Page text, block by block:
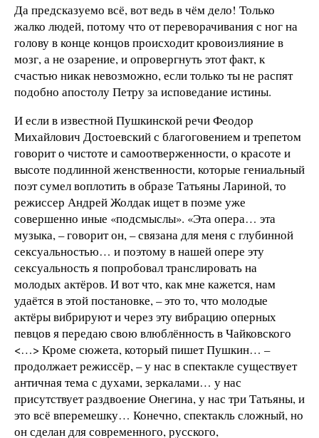
Да предсказуемо всё, вот ведь в чём дело! Только
жалко людей, потому что от переворачивания с ног на
голову в конце концов происходит кровоизлияние в
мозг, а не озарение, и опровергнуть этот факт, к
счастью никак невозможно, если только ты не распят
подобно апостолу Петру за исповедание истины.
И если в известной Пушкинской речи Феодор
Михайлович Достоевский с благоговением и трепетом
говорит о чистоте и самоотверженности, о красоте и
высоте подлинной женственности, которые гениальный
поэт сумел воплотить в образе Татьяны Лариной, то
режиссер Андрей Жолдак ищет в поэме уже
совершенно иные «подсмыслы». «Эта опера… эта
музыка, – говорит он, – связана для меня с глубинной
сексуальностью… и поэтому в нашей опере эту
сексуальность я попробовал транслировать на
молодых актёров. И вот что, как мне кажется, нам
удаётся в этой постановке, – это то, что молодые
актёры вибрируют и через эту вибрацию оперных
певцов я передаю свою влюблённость в Чайковского
<…> Кроме сюжета, который пишет Пушкин… –
продолжает режиссёр, – у нас в спектакле существует
античная тема с духами, зеркалами… у нас
присутствует раздвоение Онегина, у нас три Татьяны, и
это всё вперемешку… Конечно, спектакль сложный, но
он сделан для современного, русского,